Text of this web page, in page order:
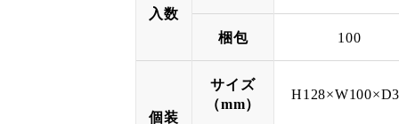
入数
梱包 100
個装
サイズ
（mm）